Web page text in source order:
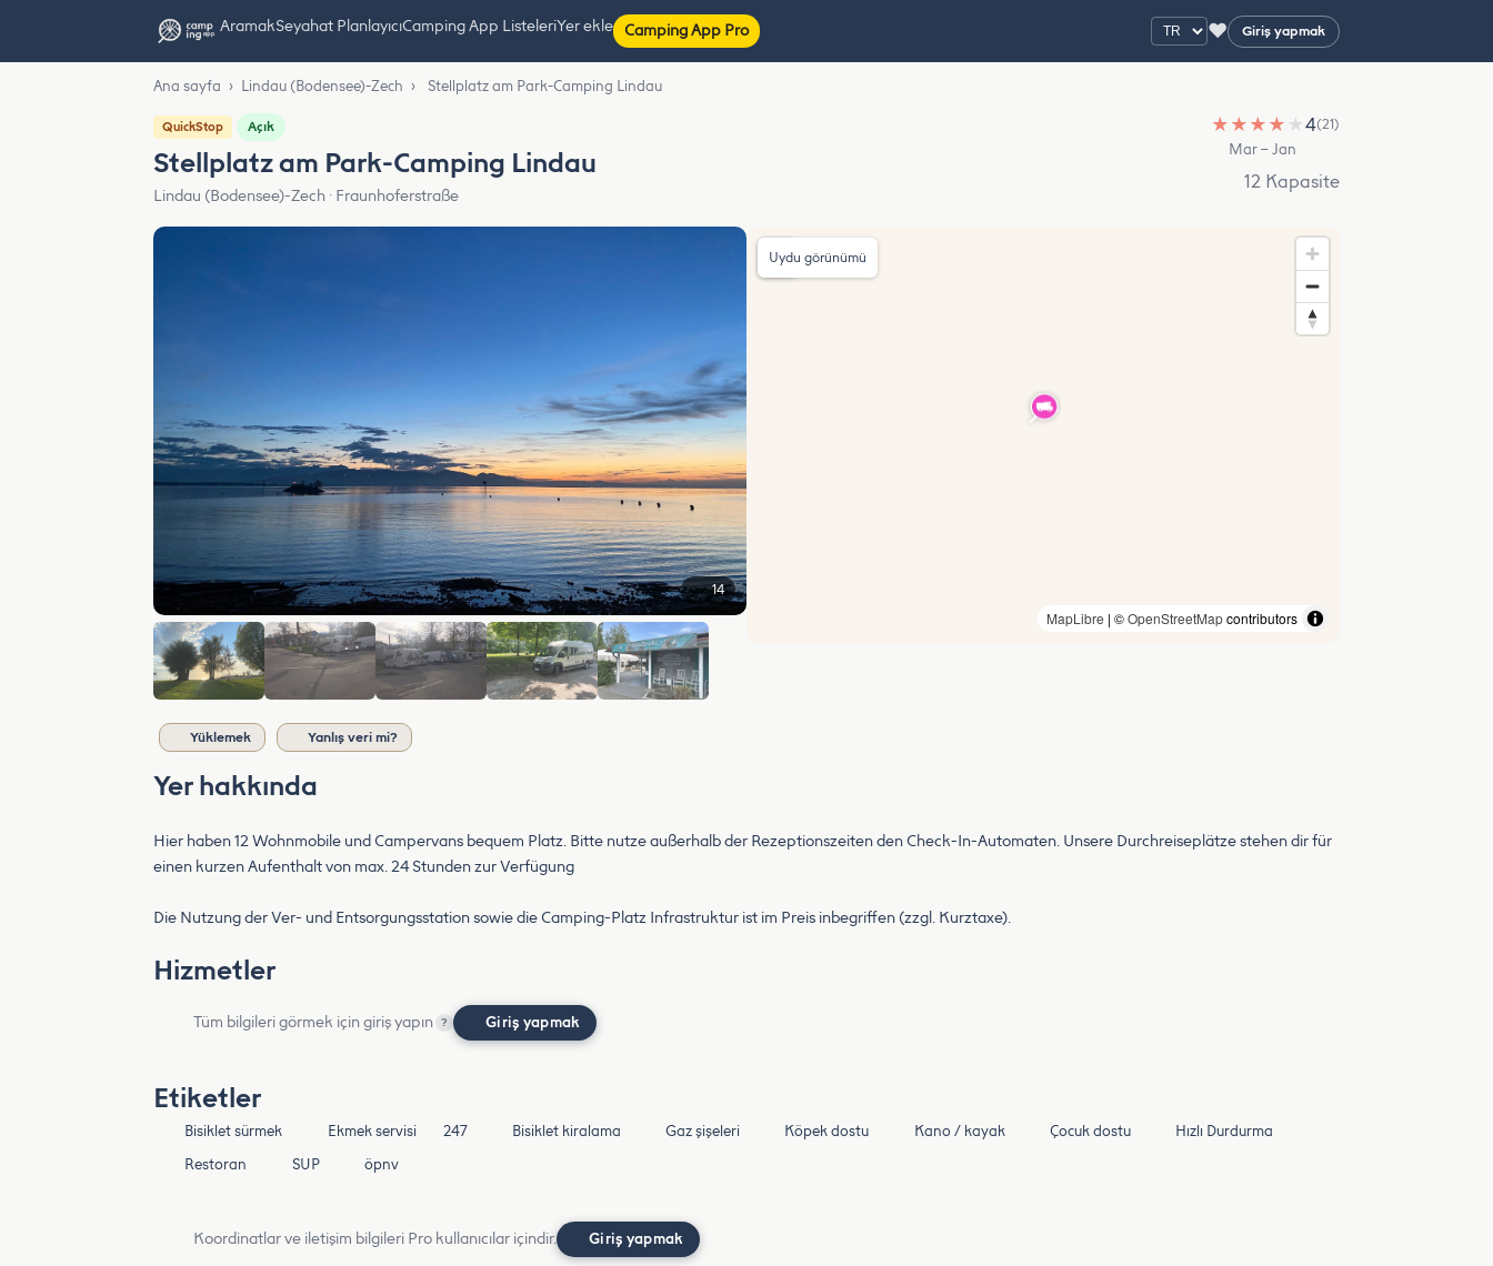
AramakSeyahat PlanlayıcıCamping App ListeleriYer ekle Camping App Pro ♥ Giriş yapmak
Ana sayfa › Lindau (Bodensee)-Zech › Stellplatz am Park-Camping Lindau
QuickStop Açık
Stellplatz am Park-Camping Lindau
Lindau (Bodensee)-Zech · Fraunhoferstraße
★ ★ ★ ★ ★4(21)
Mar – Jan
12 Kapasite
14
MapLibre | ©OpenStreetMapcontributors
Uydu görünümü
Yüklemek Yanlış veri mi?
Yer hakkında
Hier haben 12 Wohnmobile und Campervans bequem Platz. Bitte nutze außerhalb der Rezeptionszeiten den Check-In-Automaten. Unsere Durchreiseplätze stehen dir für
einen kurzen Aufenthalt von max. 24 Stunden zur Verfügung
Die Nutzung der Ver- und Entsorgungsstation sowie die Camping-Platz Infrastruktur ist im Preis inbegriffen (zzgl. Kurztaxe).
Hizmetler
Tüm bilgileri görmek için giriş yapın ? Giriş yapmak
Etiketler
Bisiklet sürmek Ekmek servisi 247 Bisiklet kiralama Gaz şişeleri Köpek dostu Kano / kayak Çocuk dostu
Hızlı Durdurma
Restoran
SUP öpnv
Koordinatlar ve iletişim bilgileri Pro kullanıcılar içindir. Giriş yapmak